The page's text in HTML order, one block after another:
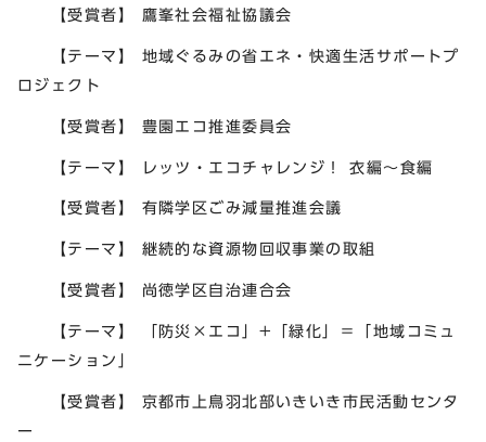
【受賞者】 鷹峯社会福祉協議会
【テーマ】 地域ぐるみの省エネ・快適生活サポートプ
ロジェクト
【受賞者】 豊園エコ推進委員会
【テーマ】 レッツ・エコチャレンジ！ 衣編～食編
【受賞者】 有隣学区ごみ減量推進会議
【テーマ】 継続的な資源物回収事業の取組
【受賞者】 尚徳学区自治連合会
【テーマ】 「防災×エコ」+「緑化」＝「地域コミュ
ニケーション」
【受賞者】 京都市上鳥羽北部いきいき市民活動センタ
ー